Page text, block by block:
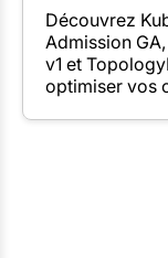
Découvrez
Admission
v1 et
optimiser vos